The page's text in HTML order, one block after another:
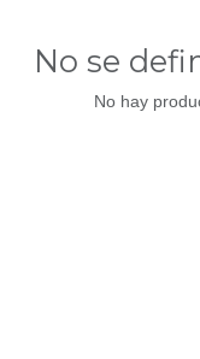
No se
No hay